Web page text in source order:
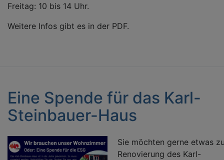
Freitag: 10 bis 14 Uhr.
Weitere Infos gibt es in der PDF.
Eine Spende für das Karl-
Steinbauer-Haus
Sie möchten gerne etwas
Renovierung des Karl-